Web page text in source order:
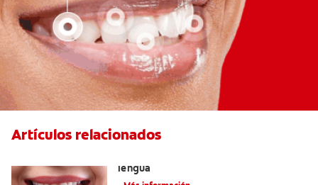
Artículos relacionados
lengua